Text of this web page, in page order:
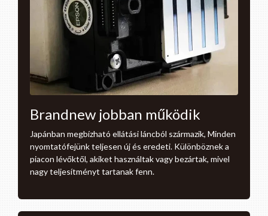
Brandnew jobban működik
Japánban megbízható ellátási láncból származik, Minden
nyomtatófejünk teljesen új és eredeti. Különböznek a
piacon lévőktől, akiket használtak vagy bezártak, mivel
nagy teljesítményt tartanak fenn.